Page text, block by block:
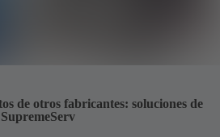
de otros fabricantes: soluciones de